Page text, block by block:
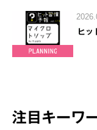
ヒ
注目キーワ